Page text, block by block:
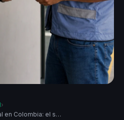
›
en Colombia: el s…